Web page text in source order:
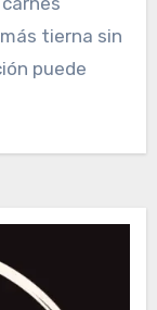
tierna sin
puede